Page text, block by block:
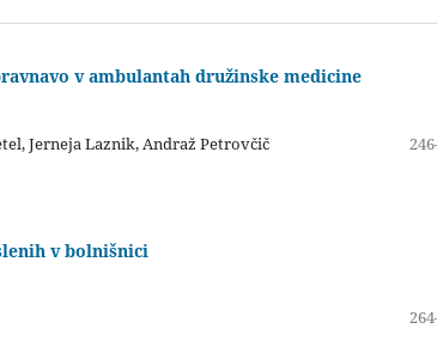
v ambulantah družinske medicine
Jerneja Laznik, Andraž Petrovčič
v bolnišnici